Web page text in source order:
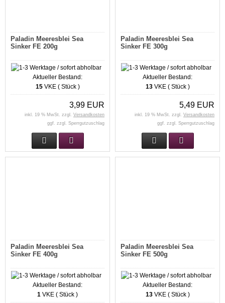
Paladin Meeresblei Sea
Sinker FE 200g
Aktueller Bestand:
15VKE ( Stück )
3,99 EUR
inkl. 19 % MwSt. zzgl. Versandkosten
ggf. zzgl. Sperrgutzuschlag
Paladin Meeresblei Sea
Sinker FE 300g
Aktueller Bestand:
13VKE ( Stück )
5,49 EUR
inkl. 19 % MwSt. zzgl. Versandkosten
ggf. zzgl. Sperrgutzuschlag
Paladin Meeresblei Sea
Sinker FE 400g
Aktueller Bestand:
1 VKE ( Stück )
Paladin Meeresblei Sea
Sinker FE 500g
Aktueller Bestand:
13VKE ( Stück )